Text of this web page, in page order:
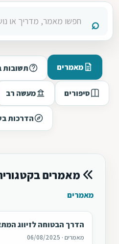
מאמרים תשובות
סיפורים מעשה רב
הדרכות
מאמרים
מאמרים
הדרך הבטוחה לזיווג
מאמרים · 06/08/2025